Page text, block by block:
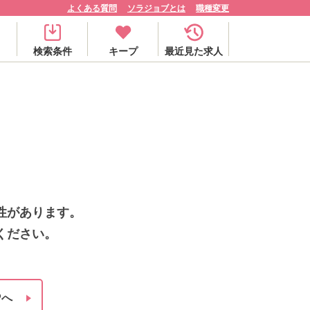
よくある質問 ソラジョブとは 職種変更
検索条件 キープ 最近見た求人
あります。
さい。